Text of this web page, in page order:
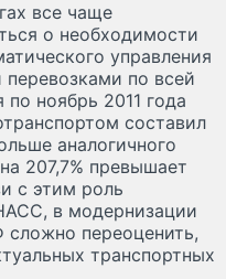
все чаще
о необходимости
управления
по всей
ноябрь 2011 года
составил
аналогичного
207,7% превышает
с этим роль
в модернизации
сложно переоценить,
транспортных